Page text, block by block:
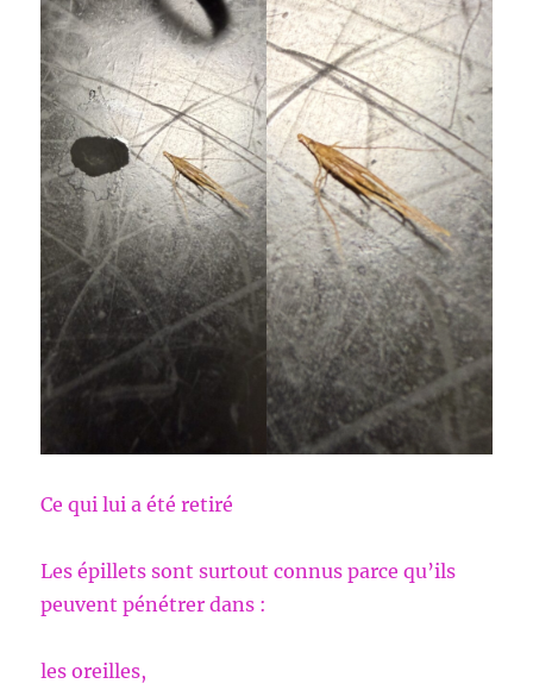
Ce qui lui a été retiré
Les épillets sont surtout connus parce qu’ils
peuvent pénétrer dans :
les oreilles,